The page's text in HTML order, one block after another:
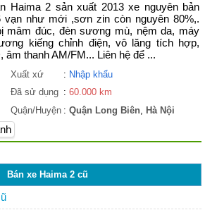
Haima 2 sản xuất 2013 xe nguyên bản
vạn như mới ,sơn zin còn nguyên 80%,.
mâm đúc, đèn sương mù, nệm da, máy
kiếng chỉnh điện, vô lăng tích hợp,
âm thanh AM/FM... Liên hệ để ...
Xuất xứ : Nhập khẩu
Đã sử dụng : 60.000 km
Quận/Huyện : Quận Long Biên, Hà Nội
Bán xe Haima 2 cũ